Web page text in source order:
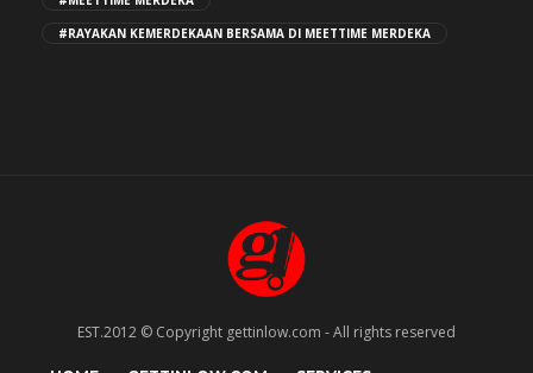
#RAYAKAN KEMERDEKAAN BERSAMA DI MEETTIME MERDEKA
EST.2012 © Copyright gettinlow.com - All rights reserved